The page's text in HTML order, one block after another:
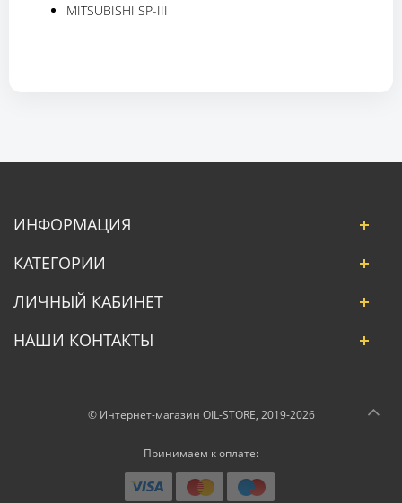
MITSUBISHI SP-III
ИНФОРМАЦИЯ
КАТЕГОРИИ
ЛИЧНЫЙ КАБИНЕТ
НАШИ КОНТАКТЫ
© Интернет-магазин OIL-STORE, 2019-2026
Принимаем к оплате: